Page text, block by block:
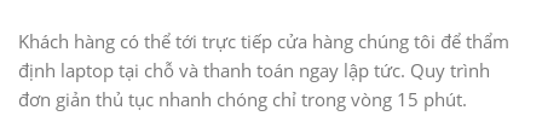
Khách hàng có thể tới trực tiếp cửa hàng chúng tôi để thẩm
định laptop tại chỗ và thanh toán ngay lập tức. Quy trình
đơn giản thủ tục nhanh chóng chỉ trong vòng 15 phút.